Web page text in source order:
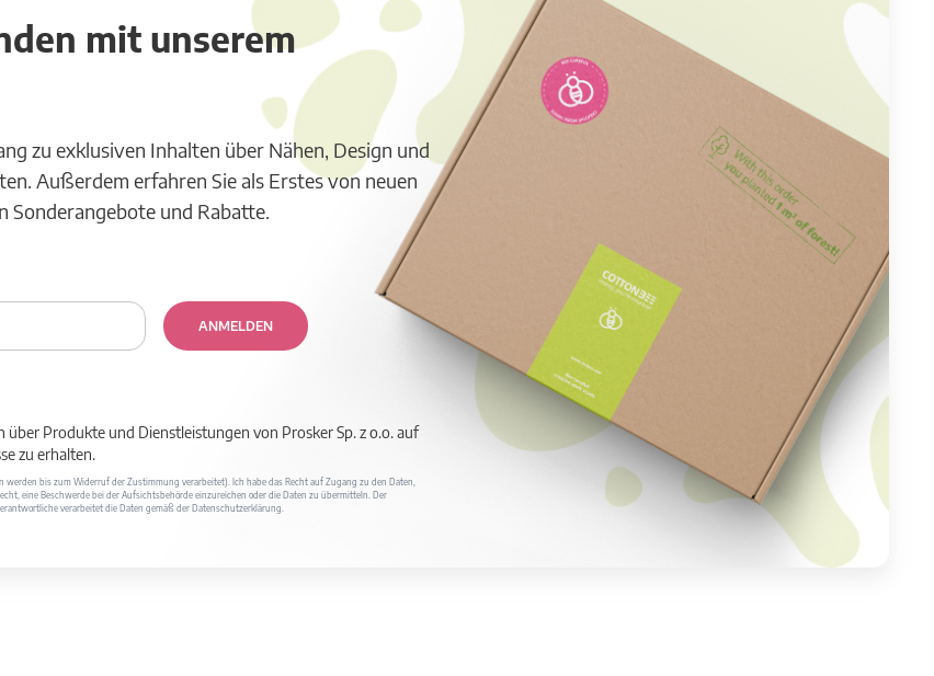
mit unserem
zu exklusiven Inhalten über Nähen, Design und
Außerdem erfahren Sie als Erstes von neuen
und Rabatte.
ANMELDEN
Produkte und Dienstleistungen von Prosker Sp. z o.o. auf
zu erhalten.
bis zum Widerruf der Zustimmung verarbeitet). Ich habe das Recht auf Zugang zu den Daten,
eine Beschwerde bei der Aufsichtsbehörde einzureichen oder die Daten zu übermitteln. Der
verarbeitet die Daten gemäß der Datenschutzerklärung.